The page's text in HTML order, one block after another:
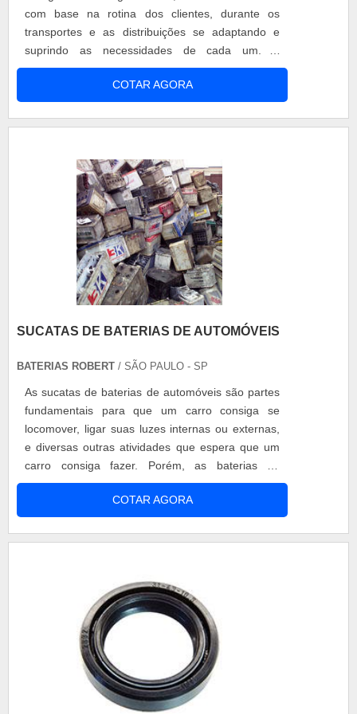
com base na rotina dos clientes, durante os
transportes e as distribuições se adaptando e
suprindo as necessidades de cada um. A
utilização do transporte de produtos refrigerados
vem aumentando no decorrer dos dias, pelas
exigências de qualidade do cliente final, por isso a
COTAR AGORA
SUCATAS DE BATERIAS DE AUTOMÓVEIS
BATERIAS ROBERT / SÃO PAULO - SP
As sucatas de baterias de automóveis são partes
fundamentais para que um carro consiga se
locomover, ligar suas luzes internas ou externas,
e diversas outras atividades que espera que um
carro consiga fazer. Porém, as baterias de
automóveis possuem vida útil, ou seja, chegará
um momento que elas não serão mais utilizadas.
Nessa hora, é chamado de sucata de baterias de
COTAR AGORA